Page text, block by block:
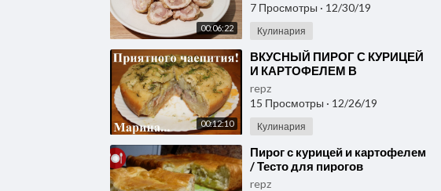
00:06:22
7 Просмотры · 12/30/19
Кулинария
00:12:10
⁣ВКУСНЫЙ ПИРОГ С КУРИЦЕЙ
И КАРТОФЕЛЕМ В
МУЛЬТИВАРКЕ, РЕЦЕПТ
ПИРОГА С КУРИЦЕЙ И
КАРТОФЕЛЕМ
repz
15 Просмотры · 12/26/19
Кулинария
⁣Пирог с курицей и картофелем
/ Тесто для пирогов
repz